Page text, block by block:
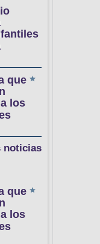
que
los
noticias
que
los